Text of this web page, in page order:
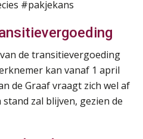
#pakjekans
de transitievergoeding
kan vanaf 1 april
de Graaf vraagt zich wel af
zal blijven, gezien de